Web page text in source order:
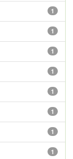
1
1
1
1
1
1
1
1